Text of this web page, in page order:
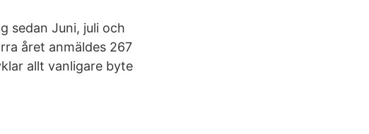
sedan Juni, juli och
året anmäldes 267
allt vanligare byte